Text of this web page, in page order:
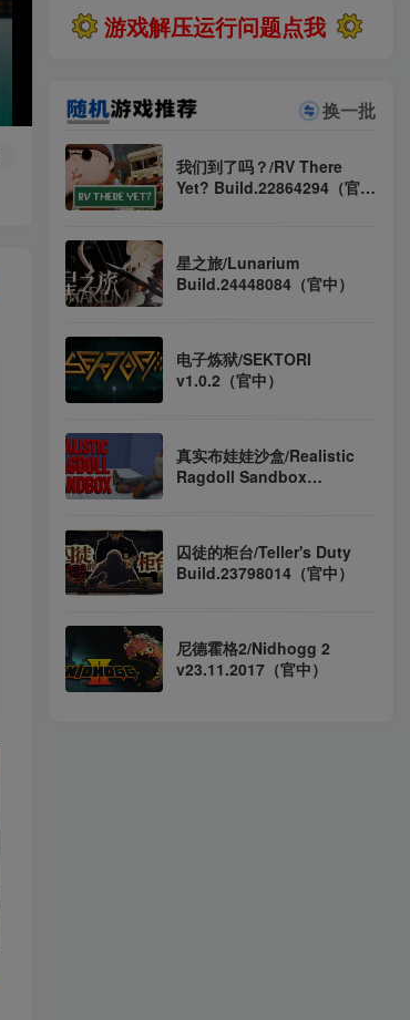
游戏解压运行问题点我
换一批
我们到了吗？/RV There
Yet? Build.22864294（官
星之旅/Lunarium
Build.24448084（官中）
电子炼狱/SEKTORI
v1.0.2（官中）
真实布娃娃沙盒/Realistic
Ragdoll Sandbox
囚徒的柜台/Teller's Duty
Build.23798014（官中）
尼德霍格2/Nidhogg 2
v23.11.2017（官中）